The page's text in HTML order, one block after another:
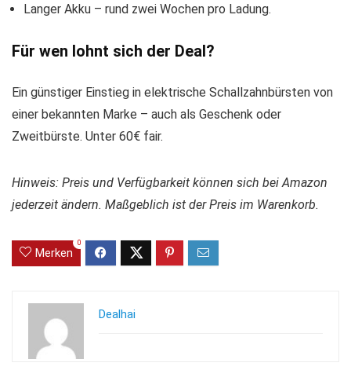
Langer Akku – rund zwei Wochen pro Ladung.
Für wen lohnt sich der Deal?
Ein günstiger Einstieg in elektrische Schallzahnbürsten von
einer bekannten Marke – auch als Geschenk oder
Zweitbürste. Unter 60€ fair.
Hinweis: Preis und Verfügbarkeit können sich bei Amazon
jederzeit ändern. Maßgeblich ist der Preis im Warenkorb.
Merken
0
Dealhai